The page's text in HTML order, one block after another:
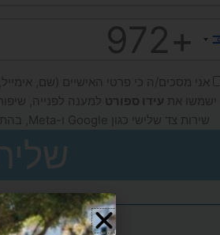
Israel
+972
+972
אני מסכים/ה כי פרטי האישיים (שם,
ישמשו את עידו ספורט למענה לפנייה,
שירות צד שלישי כגון Google ו-Meta, בהתאם ל